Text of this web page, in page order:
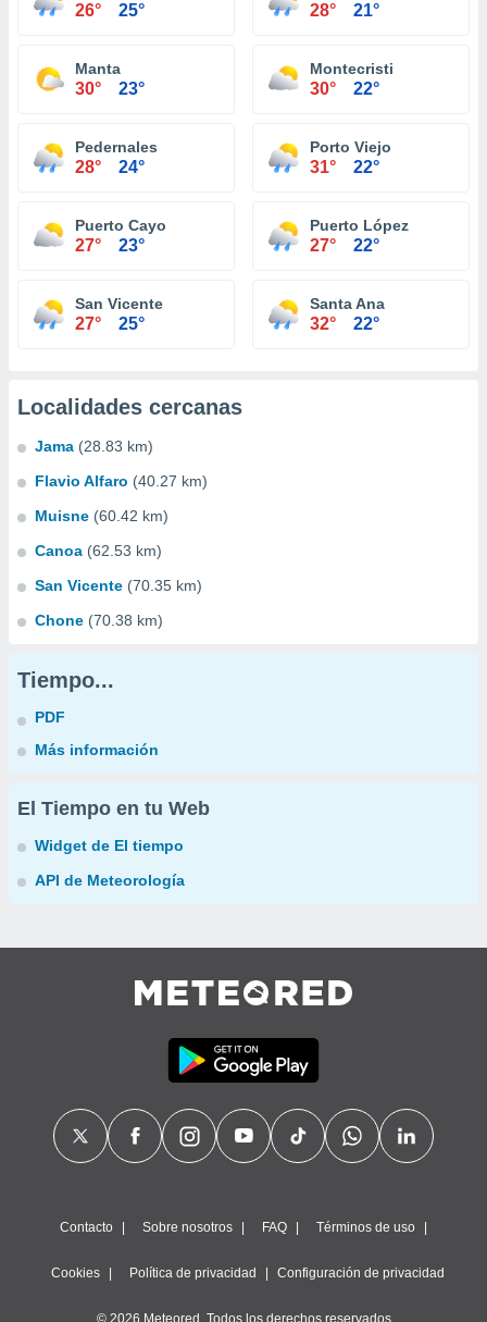
26° 25° 28° 21°
Manta
30° 23°
Montecristi
30° 22°
Pedernales
28° 24°
Porto Viejo
31° 22°
Puerto Cayo
27° 23°
Puerto López
27° 22°
San Vicente
27° 25°
Santa Ana
32° 22°
Localidades cercanas
Jama (28.83 km)
Flavio Alfaro (40.27 km)
Muisne (60.42 km)
Canoa (62.53 km)
San Vicente (70.35 km)
Chone (70.38 km)
Tiempo...
PDF
Más información
El Tiempo en tu Web
Widget de El tiempo
API de Meteorología
Contacto Sobre nosotros FAQ Términos de uso
Cookies Política de privacidad Configuración de privacidad
© 2026 Meteored. Todos los derechos reservados